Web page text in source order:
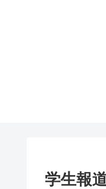
学生報